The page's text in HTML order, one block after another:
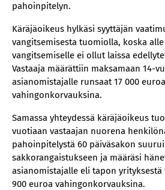
pahoinpitelyn.
Käräjäoikeus hylkäsi syyttäjän
vangitsemisesta tuomiolla, koska
vangitsemiselle ei ollut laissa
Vastaaja määrättiin maksamaan 14-
asianomistajalle runsaat 17 000 euroa
vahingonkorvauksina.
Samassa yhteydessä käräjäoikeus
vuotiaan vastaajan nuorena
pahoinpitelystä 60 päiväsakon
sakkorangaistukseen ja määräsi
asianomistajalle eli tapon
900 euroa vahingonkorvauksina.